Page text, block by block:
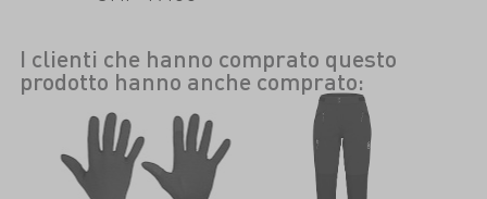
I clienti che hanno comprato questo
prodotto hanno anche comprato: